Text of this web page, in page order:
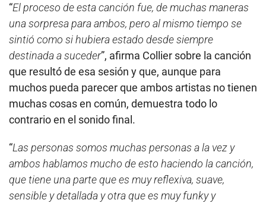
“El proceso de esta canción fue, de muchas maneras
una sorpresa para ambos, pero al mismo tiempo se
sintió como si hubiera estado desde siempre
destinada a suceder”, afirma Collier sobre la canción
que resultó de esa sesión y que, aunque para
muchos pueda parecer que ambos artistas no tienen
muchas cosas en común, demuestra todo lo
contrario en el sonido final.
“Las personas somos muchas personas a la vez y
ambos hablamos mucho de esto haciendo la canción,
que tiene una parte que es muy reflexiva, suave,
sensible y detallada y otra que es muy funky y